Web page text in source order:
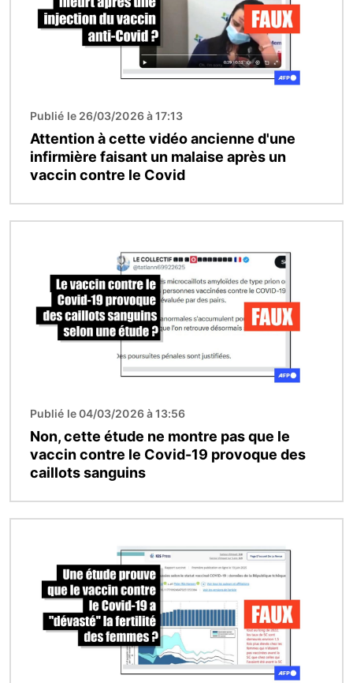
Publié le 26/03/2026 à 17:13
Attention à cette vidéo ancienne d'une
infirmière faisant un malaise après un
vaccin contre le Covid
Publié le 04/03/2026 à 13:56
Non, cette étude ne montre pas que le
vaccin contre le Covid-19 provoque des
caillots sanguins